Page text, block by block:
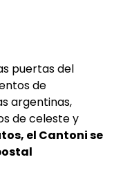
puertas del
de
argentinas,
de celeste y
el Cantoni se